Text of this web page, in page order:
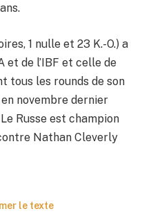
1 nulle et 23 K.-O.) a
et de l’IBF et celle de
tous les rounds de son
novembre dernier
Russe est champion
Nathan Cleverly
le texte